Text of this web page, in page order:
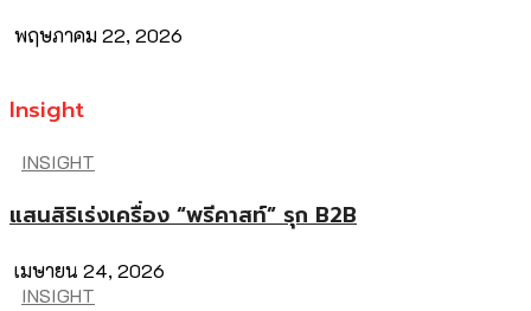
พฤษภาคม 22, 2026
Insight
INSIGHT
แสนสิริเร่งเครื่อง “พรีคาสท์” รุก B2B
เมษายน 24, 2026
INSIGHT